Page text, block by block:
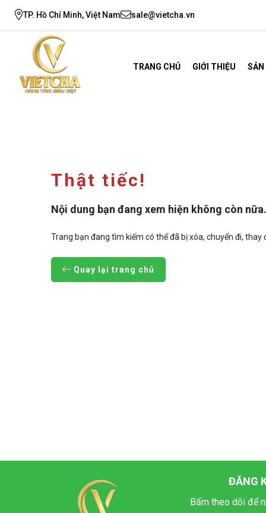
TP. Hồ Chí Minh, Việt Nam sale@vietcha.vn
TRANG CHỦ GIỚI THIỆU
Thật tiếc!
Nội dung bạn đang xem hiện không còn nữa.
Trang bạn đang tìm kiếm có thể đã bị xóa, chuyển đi,
Quay lại trang chủ
ĐĂNG
Bấm theo dõi để